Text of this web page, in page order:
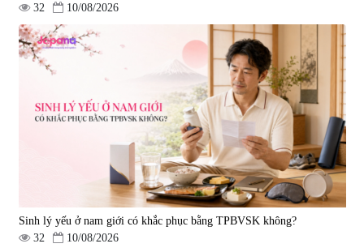
Nước uống Collagen Shinnippai
Top 5.000mg (Hộp 10 chai x
693.000 đ
32
10/08/2026
Sinh lý yếu ở nam giới có khắc phục bằng TPBVSK không?
32
10/08/2026